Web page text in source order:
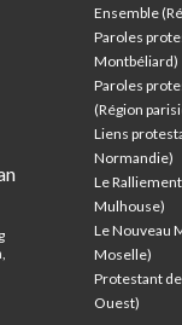
Ensemble
Paroles
Montbéliard)
Paroles
(Région
Liens
Normandie)
Le
Mulhouse)
Le Nouveau
Moselle)
Protestant
Ouest)